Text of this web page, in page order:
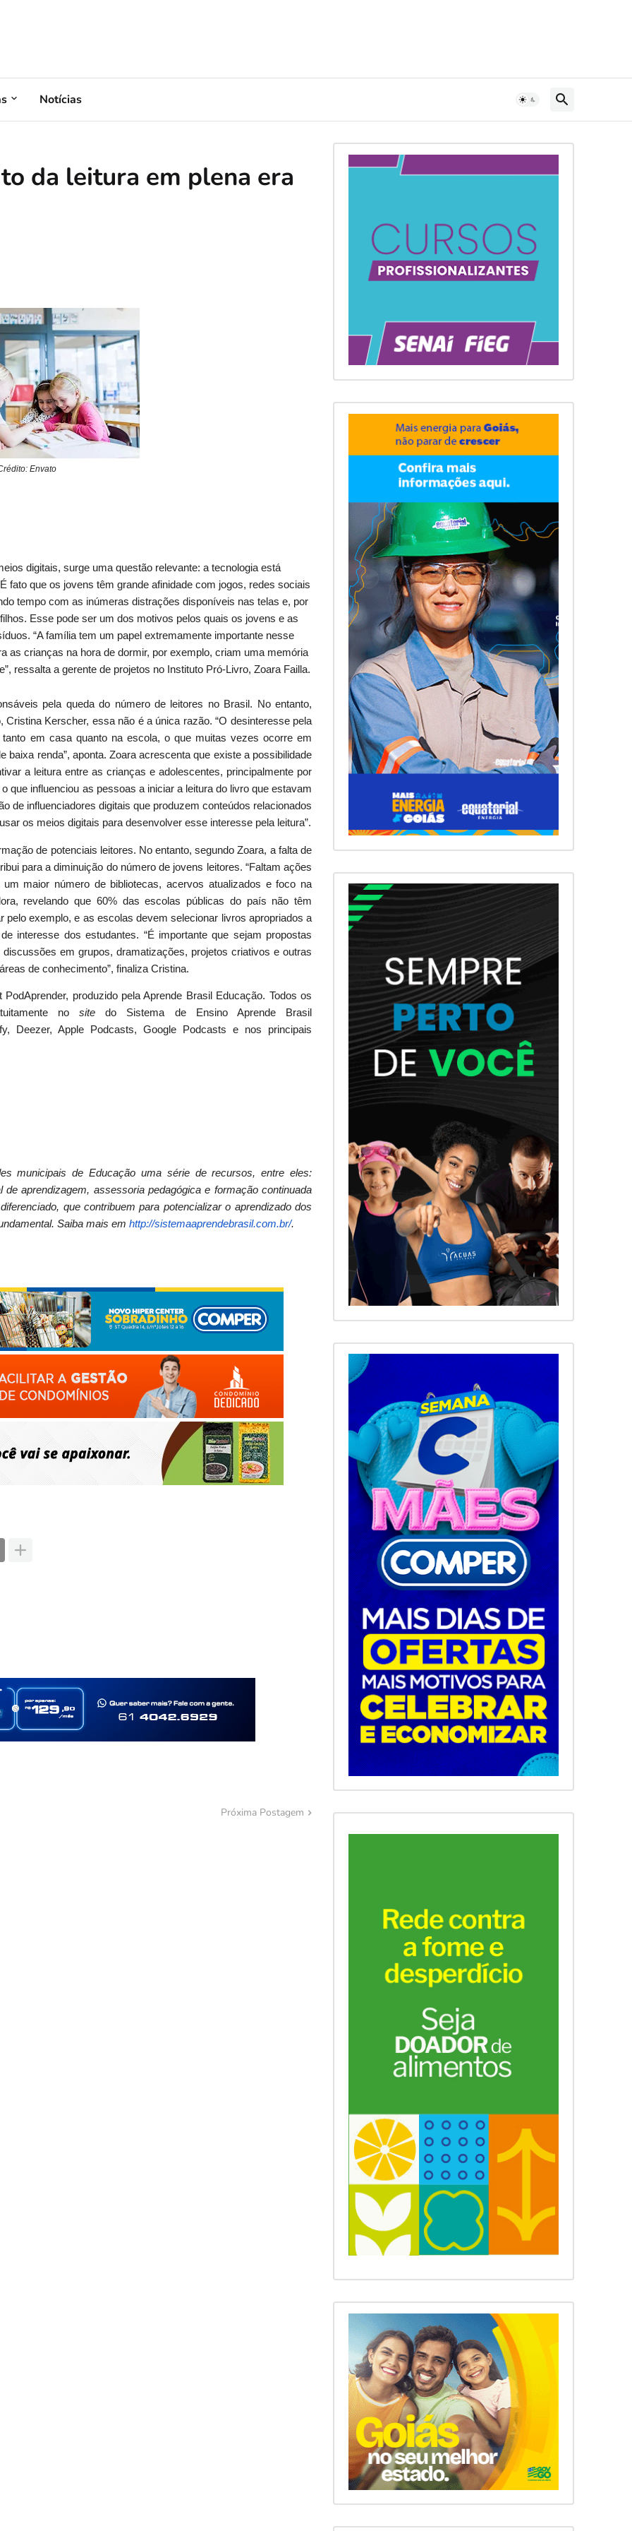
Notícias
da leitura em plena era
Envato
digitais, surge uma questão relevante: a tecnologia está
fato que os jovens têm grande afinidade com jogos, redes sociais
tempo com as inúmeras distrações disponíveis nas telas e, por
Esse pode ser um dos motivos pelos quais os jovens e as
“A família tem um papel extremamente importante nesse
as crianças na hora de dormir, por exemplo, criam uma memória
ressalta a gerente de projetos no Instituto Pró-Livro, Zoara Failla.
pela queda do número de leitores no Brasil. No entanto,
Kerscher, essa não é a única razão. “O desinteresse pela
em casa quanto na escola, o que muitas vezes ocorre em
renda”, aponta. Zoara acrescenta que existe a possibilidade
a leitura entre as crianças e adolescentes, principalmente por
que influenciou as pessoas a iniciar a leitura do livro que estavam
de influenciadores digitais que produzem conteúdos relacionados
os meios digitais para desenvolver esse interesse pela leitura”.
de potenciais leitores. No entanto, segundo Zoara, a falta de
para a diminuição do número de jovens leitores. “Faltam ações
maior número de bibliotecas, acervos atualizados e foco na
revelando que 60% das escolas públicas do país não têm
exemplo, e as escolas devem selecionar livros apropriados a
interesse dos estudantes. “É importante que sejam propostas
em grupos, dramatizações, projetos criativos e outras
de conhecimento”, finaliza Cristina.
produzido pela Aprende Brasil Educação. Todos os
nosite do Sistema de Ensino Aprende Brasil
Deezer, Apple Podcasts, Google Podcasts e nos principais
municipais de Educação uma série de recursos, entre eles:
aprendizagem, assessoria pedagógica e formação continuada
que contribuem para potencializar o aprendizado dos
Saiba mais em http://sistemaaprendebrasil.com.br/.
Próxima Postagem